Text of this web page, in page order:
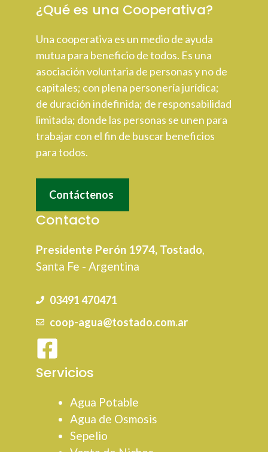
¿Qué es una Cooperativa?
Una cooperativa es un medio de ayuda
mutua para beneficio de todos. Es una
asociación voluntaria de personas y no de
capitales; con plena personería jurídica;
de duración indefinida; de responsabilidad
limitada; donde las personas se unen para
trabajar con el fin de buscar beneficios
para todos.
Contáctenos
Contacto
Presidente Perón 1974, Tostado,
Santa Fe - Argentina
03491 470471
coop-agua@tostado.com.ar
Servicios
Agua Potable
Agua de Osmosis
Sepelio